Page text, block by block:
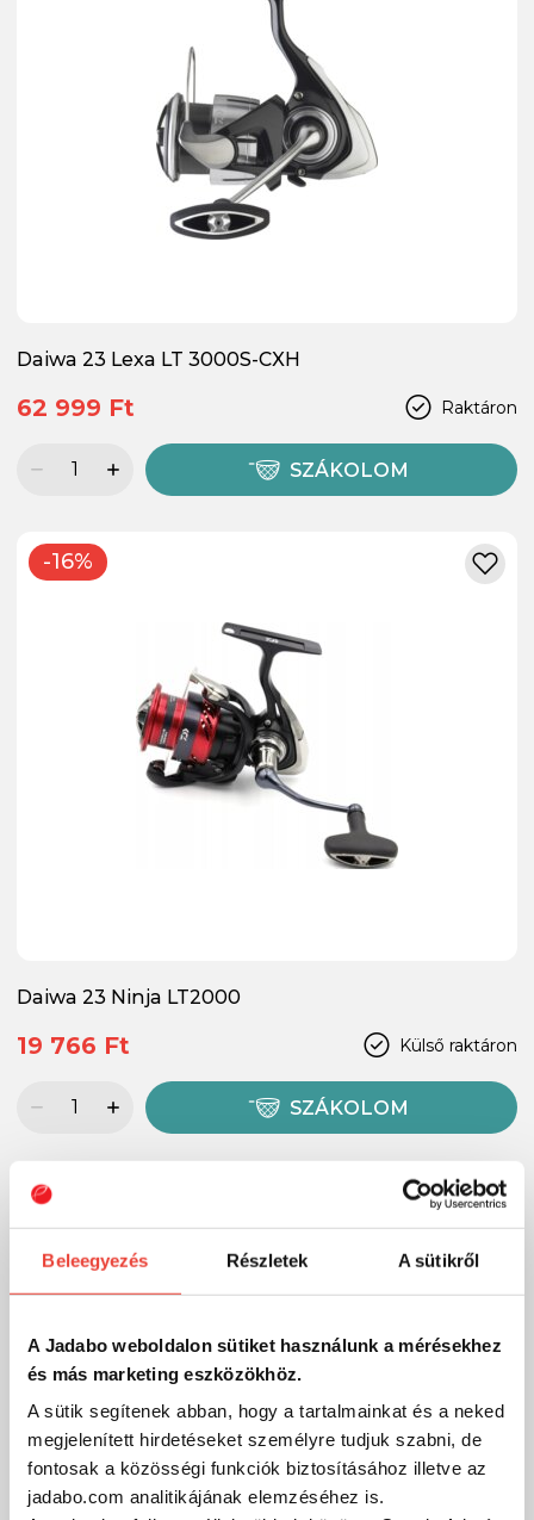
Beleegyezés Részletek A sütikről
A Jadabo weboldalon sütiket használunk a mérésekhez
és más marketing eszközökhöz.
A sütik segítenek abban, hogy a tartalmainkat és a neked
megjelenített hirdetéseket személyre tudjuk szabni, de
fontosak a közösségi funkciók biztosításához illetve az
jadabo.com analitikájának elemzéséhez is.
Daiwa 23 Lexa LT 3000S-CXH
Raktáron
62 999 Ft
SZÁKOLOM
-16%
Daiwa 23 Ninja LT2000
Külső raktáron
19 766 Ft
SZÁKOLOM
-16%